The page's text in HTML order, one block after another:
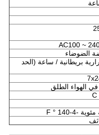
AC100 ~
الضوضاء
بريطانية / ساعة (الحد
الهواء الطلق
-4-140 ° F